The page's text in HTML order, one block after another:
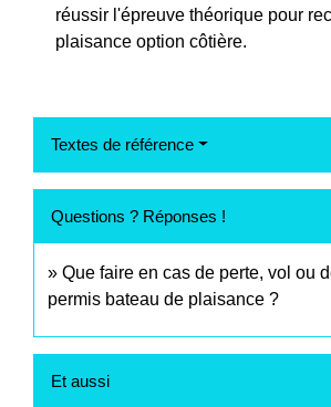
réussir l'épreuve théorique pour
plaisance option côtière.
Textes de référence
Questions ? Réponses !
Que faire en cas de perte, vol ou
permis bateau de plaisance ?
Et aussi